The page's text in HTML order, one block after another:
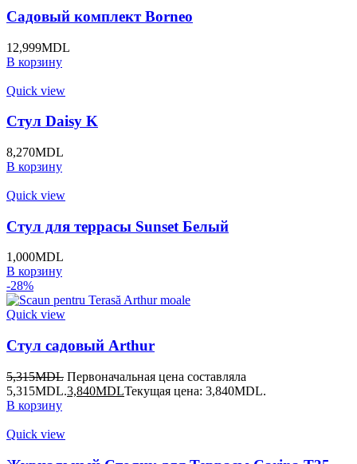
Садовый комплект Borneo
12,999MDL
В корзину
Quick view
Стул Daisy K
8,270MDL
В корзину
Quick view
Стул для террасы Sunset Белый
1,000MDL
В корзину
-28%
Quick view
Стул садовый Arthur
5,315MDL Первоначальная цена составляла
5,315MDL.3,840MDLТекущая цена: 3,840MDL.
В корзину
Quick view